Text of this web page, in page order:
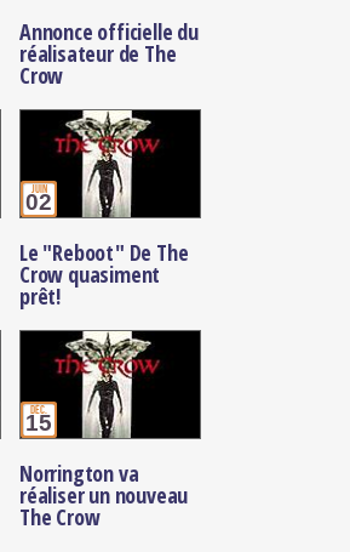
Annonce officielle du
réalisateur de The
Crow
juin
02
Le "Reboot" De The
Crow quasiment
prêt!
déc.
15
Norrington va
réaliser un nouveau
The Crow